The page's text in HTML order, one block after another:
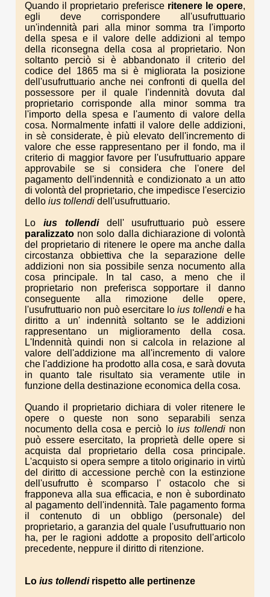
Quando il proprietario preferisce ritenere le opere,
egli deve corrispondere all'usufruttuario
un'indennità pari alla minor somma tra l'importo
della spesa e il valore delle addizioni al tempo
della riconsegna della cosa al proprietario. Non
soltanto perciò si è abbandonato il criterio del
codice del 1865 ma si è migliorata la posizione
dell'usufruttuario anche nei confronti di quella del
possessore per il quale l'indennità dovuta dal
proprietario corrisponde alla minor somma tra
l'importo della spesa e l'aumento di valore della
cosa. Normalmente infatti il valore delle addizioni,
in sè considerate, è più elevato dell'incremento di
valore che esse rappresentano per il fondo, ma il
criterio di maggior favore per l'usufruttuario appare
approvabile se si considera che l'onere del
pagamento dell'indennità e condizionato a un atto
di volontà del proprietario, che impedisce l'esercizio
dello ius tollendi dell'usufruttuario.
Lo iustollendi
dell' usufruttuario può essere
paralizzato non solo dalla dichiarazione di volontà
del proprietario di ritenere le opere ma anche dalla
circostanza obbiettiva che la separazione delle
addizioni non sia possibile senza nocumento alla
cosa principale. In tal caso, a meno che il
proprietario non preferisca sopportare il danno
conseguente alla rimozione delle opere,
l'usufruttuario non può esercitare lo ius tollendi e ha
diritto a un' indennità soltanto se le addizioni
rappresentano un miglioramento della cosa.
L'Indennità quindi non si calcola in relazione al
valore dell'addizione ma all'incremento di valore
che l'addizione ha prodotto alla cosa, e sarà dovuta
in quanto tale risultato sia veramente utile in
funzione della destinazione economica della cosa.
Quando il proprietario dichiara di voler ritenere le
opere o queste non sono separabili senza
nocumento della cosa e perciò lo ius tollendi non
può essere esercitato, la proprietà delle opere si
acquista dal proprietario della cosa principale.
L'acquisto si opera sempre a titolo originario in virtù
del diritto di accessione perchè con la estinzione
dell'usufrutto è scomparso l' ostacolo che si
frapponeva alla sua efficacia, e non è subordinato
al pagamento dell'indennità. Tale pagamento forma
il contenuto di un obbligo (personale) del
proprietario, a garanzia del quale l'usufruttuario non
ha, per le ragioni addotte a proposito dell'articolo
precedente, neppure il diritto di ritenzione.
Lo ius tollendi rispetto alle pertinenze